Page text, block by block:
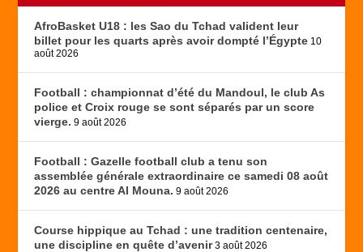
AfroBasket U18 : les Sao du Tchad valident leur
billet pour les quarts après avoir dompté l’Égypte 10
août 2026
Football : championnat d’été du Mandoul, le club As
police et Croix rouge se sont séparés par un score
vierge. 9 août 2026
Football : Gazelle football club a tenu son
assemblée générale extraordinaire ce samedi 08 août
2026 au centre Al Mouna. 9 août 2026
Course hippique au Tchad : une tradition centenaire,
une discipline en quête d’avenir 3 août 2026